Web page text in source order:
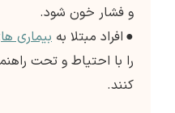
و فشار خون شود.
● افراد مبتلا به بیماری
را با احتیاط و تحت
کنند.